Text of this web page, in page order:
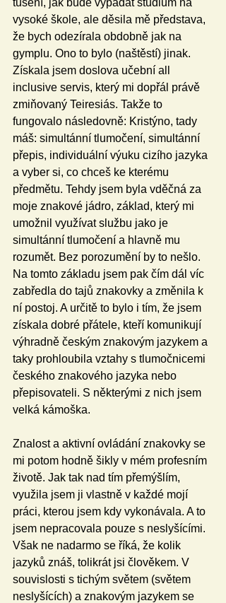
tušení, jak bude vypadat studium na
vysoké škole, ale děsila mě představa,
že bych odezírala obdobně jak na
gymplu. Ono to bylo (naštěstí) jinak.
Získala jsem doslova učební all
inclusive servis, který mi dopřál právě
zmiňovaný Teiresiás. Takže to
fungovalo následovně: Kristýno, tady
máš: simultánní tlumočení, simultánní
přepis, individuální výuku cizího jazyka
a vyber si, co chceš ke kterému
předmětu. Tehdy jsem byla vděčná za
moje znakové jádro, základ, který mi
umožnil využívat službu jako je
simultánní tlumočení a hlavně mu
rozumět. Bez porozumění by to nešlo.
Na tomto základu jsem pak čím dál víc
zabředla do tajů znakovky a změnila k
ní postoj. A určitě to bylo i tím, že jsem
získala dobré přátele, kteří komunikují
výhradně českým znakovým jazykem a
taky prohloubila vztahy s tlumočnicemi
českého znakového jazyka nebo
přepisovateli. S některými z nich jsem
velká kámoška.
Znalost a aktivní ovládání znakovky se
mi potom hodně šikly v mém profesním
životě. Jak tak nad tím přemýšlím,
využila jsem ji vlastně v každé mojí
práci, kterou jsem kdy vykonávala. A to
jsem nepracovala pouze s neslyšícími.
Však ne nadarmo se říká, že kolik
jazyků znáš, tolikrát jsi člověkem. V
souvislosti s tichým světem (světem
neslyšících) a znakovým jazykem se